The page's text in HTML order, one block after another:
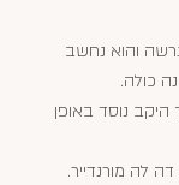
והוא נחשב
כולה.
עוסקת בתחום עוד משנת 1717, אך היקב נוסד באופן
לה מורנדייר.